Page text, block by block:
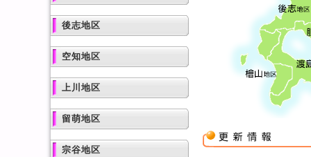
後志地区
空知地区
上川地区
留萌地区
宗谷地区